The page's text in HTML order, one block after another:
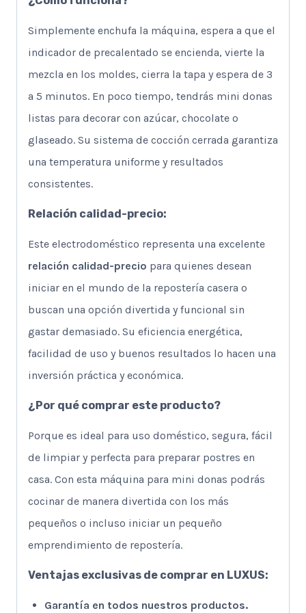
Simplemente enchufa la máquina, espera a que el
indicador de precalentado se encienda, vierte la
mezcla en los moldes, cierra la tapa y espera de 3
a 5 minutos. En poco tiempo, tendrás mini donas
listas para decorar con azúcar, chocolate o
glaseado. Su sistema de cocción cerrada garantiza
una temperatura uniforme y resultados
consistentes.
Relación calidad-precio:
Este electrodoméstico representa una excelente
relación calidad-precio para quienes desean
iniciar en el mundo de la repostería casera o
buscan una opción divertida y funcional sin
gastar demasiado. Su eficiencia energética,
facilidad de uso y buenos resultados lo hacen una
inversión práctica y económica.
¿Por qué comprar este producto?
Porque es ideal para uso doméstico, segura, fácil
de limpiar y perfecta para preparar postres en
casa. Con esta máquina para mini donas podrás
cocinar de manera divertida con los más
pequeños o incluso iniciar un pequeño
emprendimiento de repostería.
Ventajas exclusivas de comprar en LUXUS:
Garantía en todos nuestros productos.